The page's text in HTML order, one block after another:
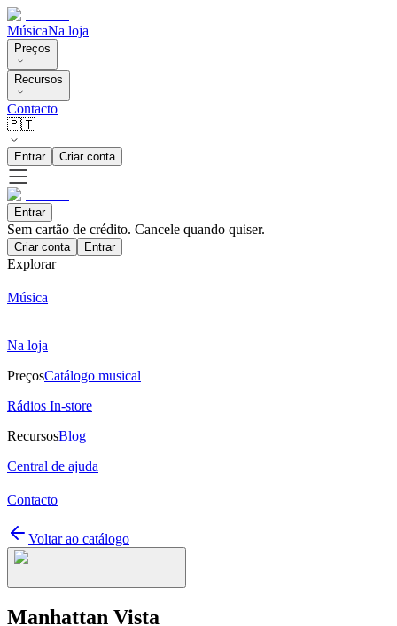
MúsicaNa loja
Preços
Recursos
Contacto
🇵🇹
Entrar Criar conta
Entrar
Sem cartão de crédito. Cancele quando quiser.
Criar conta Entrar
Explorar
Música
Na loja
PreçosCatálogo musical
Rádios In-store
RecursosBlog
Central de ajuda
Contacto
Voltar ao catálogo
Manhattan Vista